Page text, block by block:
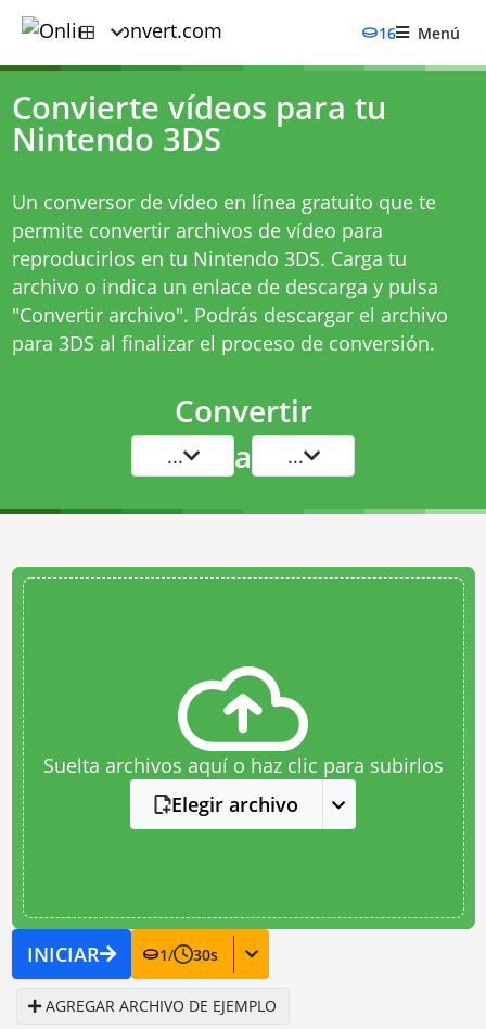
16 Menú
Convierte vídeos para tu
Nintendo 3DS
Un conversor de vídeo en línea gratuito que te
permite convertir archivos de vídeo para
reproducirlos en tu Nintendo 3DS. Carga tu
archivo o indica un enlace de descarga y pulsa
"Convertir archivo". Podrás descargar el archivo
para 3DS al finalizar el proceso de conversión.
Convertir
... a ...
Suelta archivos aquí o haz clic para subirlos
Elegir archivo
INICIAR 1/ 30s
AGREGAR ARCHIVO DE EJEMPLO